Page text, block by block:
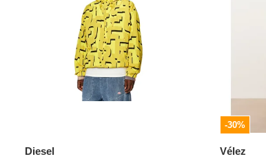
Diesel
-30%
Vélez